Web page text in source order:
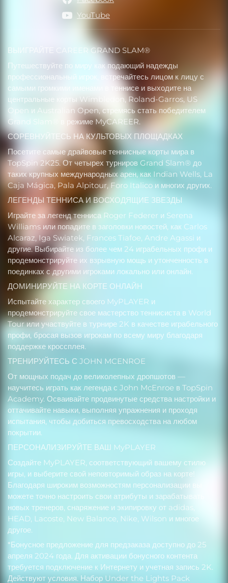
ВЫИГРАЙТЕ CAREER GRAND SLAM®
Путешествуйте по миру как подающий надежды
профессиональный игрок, встречайтесь лицом к лицу с
самыми громкими именами в теннисе и выходите на
центральные корты Wimbledon, Roland-Garros, US
Open и Australian Open, стремясь стать победителем
Grand Slam® в режиме MyCAREER.
СОРЕВНУЙТЕСЬ НА КУЛЬТОВЫХ ПЛОЩАДКАХ
Посетите самые драйвовые теннисные корты мира в
TopSpin 2K25. От четырех турниров Grand Slam® до
таких крупных международных арен, как Indian Wells, La
Caja Mágica, Pala Alpitour, Foro Italico и многих других.
ЛЕГЕНДЫ ТЕННИСА И ВОСХОДЯЩИЕ ЗВЕЗДЫ
Играйте за легенд тенниса Roger Federer и Serena
Williams или попадите в заголовки новостей, как Carlos
Alcaraz, Iga Swiatek, Frances Tiafoe, Andre Agassi и
другие. Выбирайте из более чем 24 играбельных профи и
продемонстрируйте их взрывную мощь и утонченность в
поединках с другими игроками локально или онлайн.
ДОМИНИРУЙТЕ НА КОРТЕ ОНЛАЙН
Испытайте характер своего MyPLAYER и
продемонстрируйте свое мастерство теннисиста в World
Tour или участвуйте в турнире 2K в качестве играбельного
профи, бросая вызов игрокам по всему миру благодаря
поддержке кроссплея.
ТРЕНИРУЙТЕСЬ С JOHN MCENROE
От мощных подач до великолепных дропшотов —
научитесь играть как легенда с John McEnroe в TopSpin
Academy. Осваивайте продвинутые средства настройки и
оттачивайте навыки, выполняя упражнения и проходя
испытания, чтобы добиться превосходства на любом
покрытии.
ПЕРСОНАЛИЗИРУЙТЕ ВАШ MyPLAYER
Создайте MyPLAYER, соответствующий вашему стилю
игры, и выберите свой неповторимый образ на корте!
Благодаря широким возможностям персонализации вы
можете точно настроить свои атрибуты и зарабатывать
новых тренеров, снаряжение и экипировку от adidas,
HEAD, Lacoste, New Balance, Nike, Wilson и многое
другое.
*Бонусное предложение для предзаказа доступно до 25
апреля 2024 года. Для активации бонусного контента
требуется подключение к Интернету и учетная запись 2K.
Действуют условия. Набор Under the Lights Pack
YouTube